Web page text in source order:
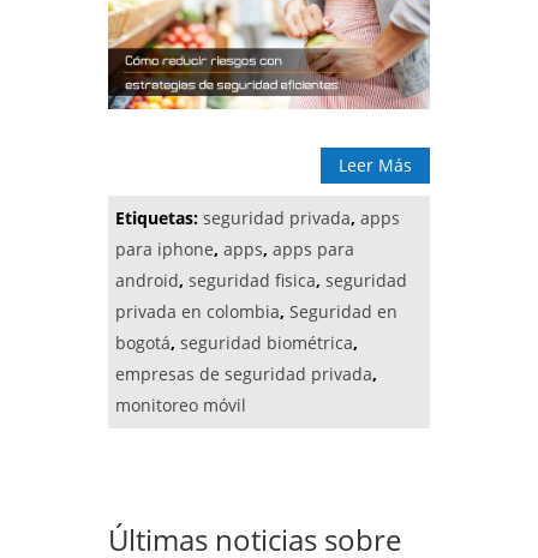
Leer Más
Etiquetas: seguridad privada, apps
para iphone, apps, apps para
android, seguridad fisica, seguridad
privada en colombia, Seguridad en
bogotá, seguridad biométrica,
empresas de seguridad privada,
monitoreo móvil
Últimas noticias sobre